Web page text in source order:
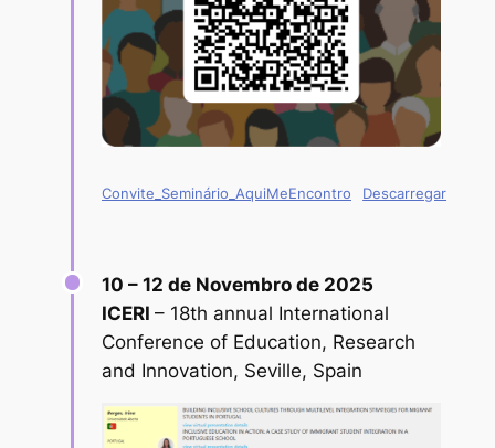
Convite_Seminário_AquiMeEncontro Descarregar
10 – 12 de Novembro de 2025
ICERI – 18th annual International
Conference of Education, Research
and Innovation, Seville, Spain